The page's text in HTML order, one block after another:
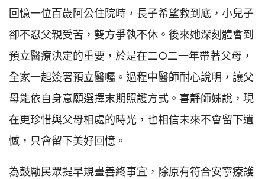
回憶一位百歲阿公住院時，長子希望救到底，小兒子
卻不忍父親受苦，雙方爭執不休。後來她深刻體會到
預立醫療決定的重要，於是在二○二一年帶著父母，
全家一起簽署預立醫囑。過程中醫師耐心說明，讓父
母能依自身意願選擇末期照護方式。喜靜師姊說，現
在更珍惜與父母相處的時光，也相信未來不會留下遺
憾，只會留下美好回憶。
為鼓勵民眾提早規畫善終事宜，除原有符合安寧療護